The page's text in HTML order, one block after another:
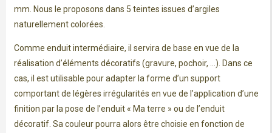
mm. Nous le proposons dans 5 teintes issues d’argiles
naturellement colorées.
Comme enduit intermédiaire, il servira de base en vue de la
réalisation d’éléments décoratifs (gravure, pochoir, ...). Dans ce
cas, il est utilisable pour adapter la forme d’un support
comportant de légères irrégularités en vue de l’application d’une
finition par la pose de l’enduit « Ma terre » ou de l’enduit
décoratif. Sa couleur pourra alors être choisie en fonction de